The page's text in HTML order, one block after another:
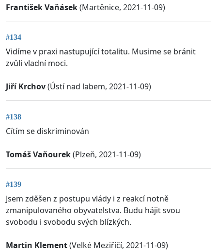
František Vaňásek(Martěnice, 2021-11-09)
#134
Vidíme v praxi nastupující totalitu. Musime se bránit
zvůli vladní moci.
Jiří Krchov(Ústí nad labem, 2021-11-09)
#138
Cítím se diskriminován
Tomáš Vaňourek(Plzeň, 2021-11-09)
#139
Jsem zděšen z postupu vlády i z reakcí notně
zmanipulovaného obyvatelstva. Budu hájit svou
svobodu i svobodu svých blízkých.
Martin Klement(Velké Meziříčí, 2021-11-09)